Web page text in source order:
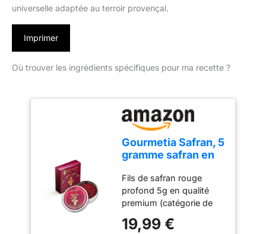
universelle adaptée au terroir provençal.
Imprimer
Où trouver les ingrédients spécifiques pour ma recette ?
Gourmetia Safran, 5
gramme safran en
supérieure
Fils de safran rouge
profond 5g en qualité
premium (catégorie de
Gourmetia Safran se
19,99 €